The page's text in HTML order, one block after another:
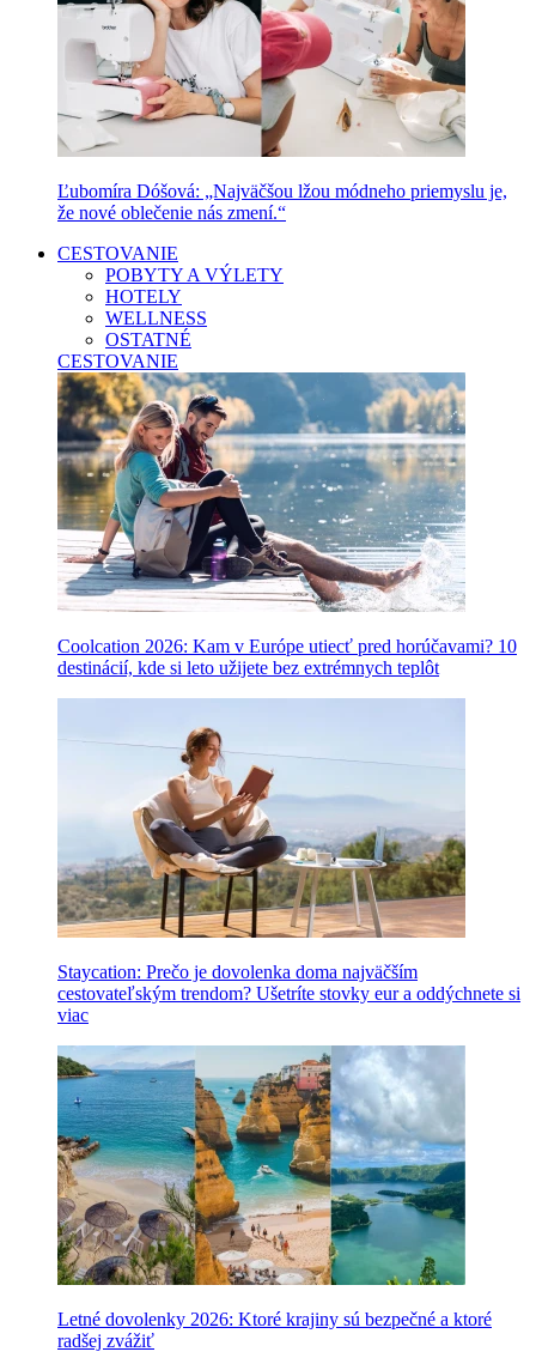
Ľubomíra Dóšová: „Najväčšou lžou módneho priemyslu je,
že nové oblečenie nás zmení.“
CESTOVANIE
POBYTY A VÝLETY
HOTELY
WELLNESS
OSTATNÉ
CESTOVANIE
Coolcation 2026: Kam v Európe utiecť pred horúčavami? 10
destinácií, kde si leto užijete bez extrémnych teplôt
Staycation: Prečo je dovolenka doma najväčším
cestovateľským trendom? Ušetríte stovky eur a oddýchnete si
viac
Letné dovolenky 2026: Ktoré krajiny sú bezpečné a ktoré
radšej zvážiť